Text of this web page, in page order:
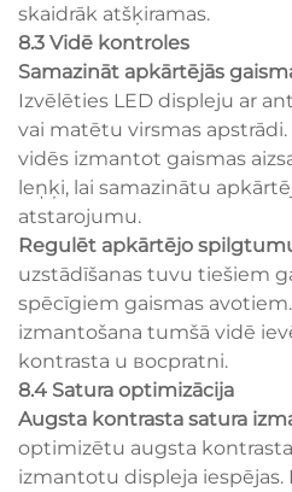
skaidrāk atšķiramas.
8.3 Vidē kontroles
Samazināt apkārtējās
Izvēlēties LED displeju ar
vai matētu virsmas
vidēs izmantot gaismas
leņķi, lai samazinātu
atstarojumu.
Regulēt apkārtējo
uzstādīšanas tuvu tiešiem
spēcīgiem gaismas
izmantošana tumšā vidē
kontrasta u восpratni.
8.4 Satura optimizācija
Augsta kontrasta satura
optimizētu augsta
izmantotu displeja iespējas.